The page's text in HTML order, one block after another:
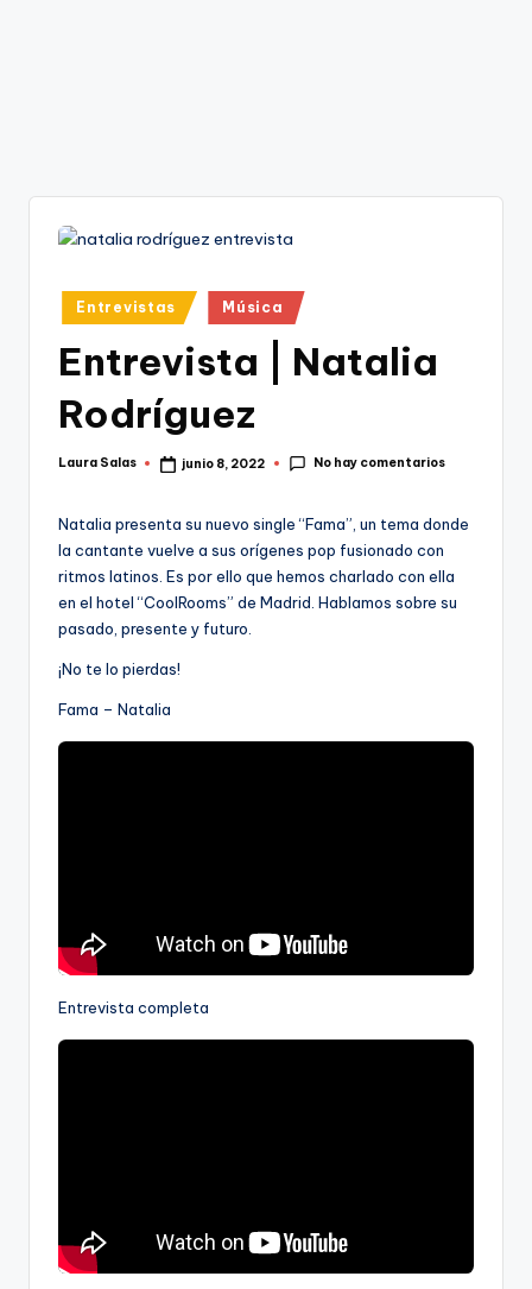
Publicado
en
Entrevistas Música
Entrevista | Natalia
Rodríguez
Publicado
Laura Salas junio 8, 2022 No hay comentarios
Natalia presenta su nuevo single “Fama”, un tema donde
la cantante vuelve a sus orígenes pop fusionado con
ritmos latinos. Es por ello que hemos charlado con ella
en el hotel “CoolRooms” de Madrid. Hablamos sobre su
pasado, presente y futuro.
¡No te lo pierdas!
Fama – Natalia
Entrevista completa